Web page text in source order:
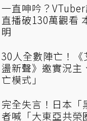
一直呻吟？VTuber
直播破130萬觀看
明
30人全數陣亡！《
盪新聲》邀實況主
亡模式」
完全失言！日本「
者喊「大東亞共榮